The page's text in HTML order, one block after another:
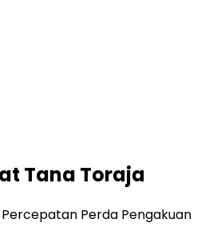
Tana Toraja